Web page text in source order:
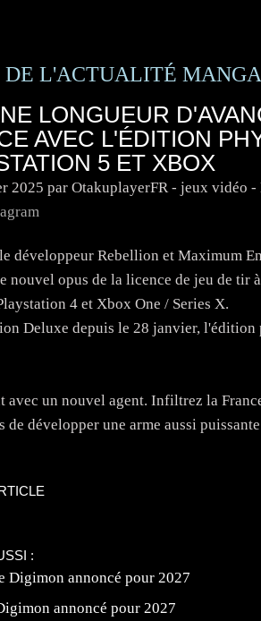
DE L'ACTUALITÉ
LONGUEUR
AVEC L'ÉDITION
5 ET XBOX
2025 par OtakuplayerFR - jeux vidéo -
développeur Rebellion et Maximum
nouvel opus de la licence de jeu de
4 et Xbox One / Series X.
Deluxe depuis le 28 janvier,
avec un nouvel agent. Infiltrez la
de développer une arme aussi
:
annoncé pour 2027